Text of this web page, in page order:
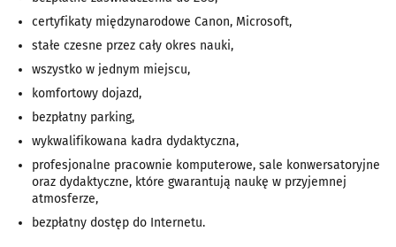
certyfikaty międzynarodowe Canon, Microsoft,
stałe czesne przez cały okres nauki,
wszystko w jednym miejscu,
komfortowy dojazd,
bezpłatny parking,
wykwalifikowana kadra dydaktyczna,
profesjonalne pracownie komputerowe, sale konwersatoryjne
oraz dydaktyczne, które gwarantują naukę w przyjemnej
atmosferze,
bezpłatny dostęp do Internetu.